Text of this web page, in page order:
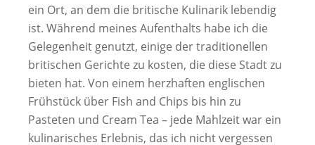
ein Ort, an dem die britische Kulinarik lebendig
ist. Während meines Aufenthalts habe ich die
Gelegenheit genutzt, einige der traditionellen
britischen Gerichte zu kosten, die diese Stadt zu
bieten hat. Von einem herzhaften englischen
Frühstück über Fish and Chips bis hin zu
Pasteten und Cream Tea – jede Mahlzeit war ein
kulinarisches Erlebnis, das ich nicht vergessen